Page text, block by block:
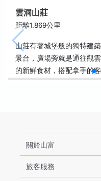
雲洞山莊
距離1.869公里
山莊有著城堡般的獨特建
景台，廣場旁就是通往觀
的新鮮食材，搭配拿手的
關於山富
旅客服務